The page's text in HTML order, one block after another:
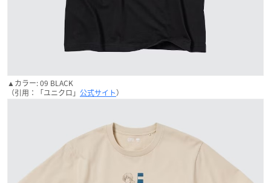
▲カラー: 09 BLACK
（引用：「ユニクロ」 公式サイト）